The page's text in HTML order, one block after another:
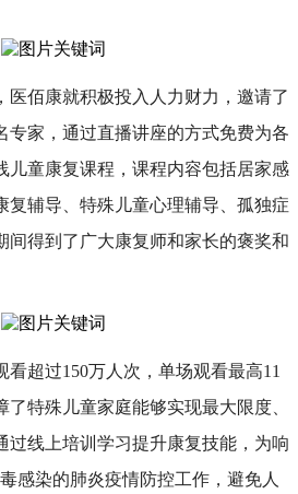
医佰康就积极投入人力财力，邀请了
专家，通过直播讲座的方式免费为各
儿童康复课程 ，课程内容包括居家感
复辅导、特殊儿童心理辅导、孤独症
间得到了广大康复师和家长的褒奖和
看超过1 50万人次，单场观看最高11
特殊儿童家庭能够实现最大限度、
过线上培训学习提升康复技能，为响
感染的肺炎疫情防控工作，避免人